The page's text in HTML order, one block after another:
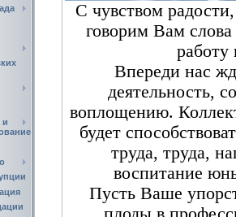
и
С чувством
говорим Вам слова
работу
Впереди нас
деятельность,
воплощению.
будет
труда, труда,
воспитание
Пусть Ваше